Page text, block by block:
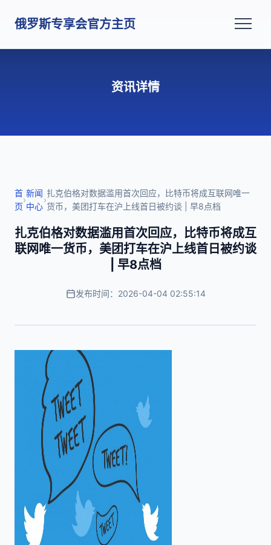
俄罗斯专享会官方主页
资讯详情
首
页
›
新闻
中心
›
扎克伯格对数据滥用首次回应，比特币将成互联网唯一
货币，美团打车在沪上线首日被约谈 | 早8点档
扎克伯格对数据滥用首次回应，比特币将成互
联网唯一货币，美团打车在沪上线首日被约谈
| 早8点档
发布时间：2026-04-04 02:55:14